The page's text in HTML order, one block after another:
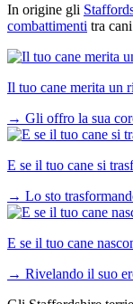
In origine gli
combattimenti tra
Il tuo cane merita un
→ Gli offro la sua
E se il tuo cane si
→ Lo sto
E se il tuo cane
→ Rivelando il suo